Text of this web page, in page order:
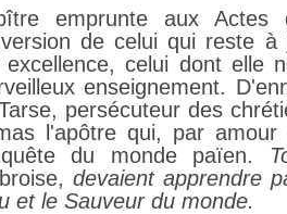
emprunte aux
de celui qui reste à
excellence, celui dont elle
enseignement.
persécuteur des
l'apôtre qui, par
du monde païen.
devaient apprendre
et le Sauveur du monde.